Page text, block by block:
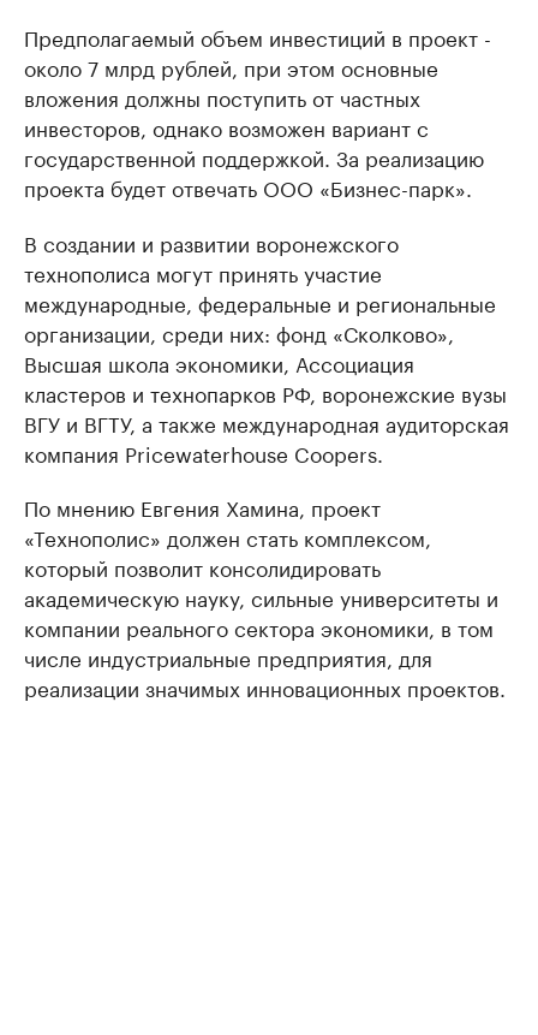
Предполагаемый объем инвестиций в проект -
около 7 млрд рублей, при этом основные
вложения должны поступить от частных
инвесторов, однако возможен вариант с
государственной поддержкой. За реализацию
проекта будет отвечать ООО «Бизнес-парк».
В создании и развитии воронежского
технополиса могут принять участие
международные, федеральные и региональные
организации, среди них: фонд «Сколково»,
Высшая школа экономики, Ассоциация
кластеров и технопарков РФ, воронежские вузы
ВГУ и ВГТУ, а также международная аудиторская
компания Pricewaterhouse Coopers.
По мнению Евгения Хамина, проект
«Технополис» должен стать комплексом,
который позволит консолидировать
академическую науку, сильные университеты и
компании реального сектора экономики, в том
числе индустриальные предприятия, для
реализации значимых инновационных проектов.